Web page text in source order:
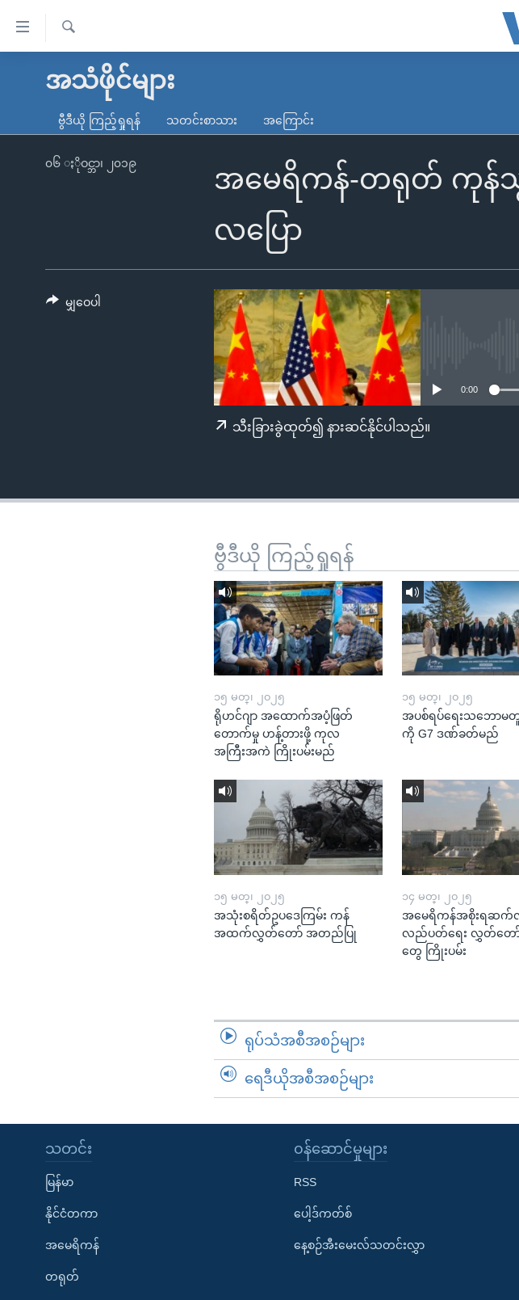
လွယ်ကူ
သည့်
ရန်
မူလစာမျက်နှာ
ကမ္ဘာ့သတင်းများ
နိုင်ငံတကာ
မကြေးမုံရဲ့ အင်္ဂလိပ်စာ
ရေဒီယို
ရေဒီယိုနှင့်ရုပ်သံ အချက်အလက်များ
ရ
အသံဖိုင်များ
ဗွီဒီယို ကြည့်ရှုရန် သတင်းစာသား အကြောင်း
အမေရိကန်-တရုတ် ကုန်သွ
လပြော
၀၆ ႏိုဝင္ဘာ၊ ၂၀၁၉
0:00
သီးခြားခွဲထုတ်၍ နားဆင်နိုင်ပါသည်။
မျှဝေပါ
ဗွီဒီယို ကြည့်ရှုရန်
၁၅ မတ္၊ ၂၀၂၅
ရိုဟင်ဂျာ အထောက်အပံ့ဖြတ်
တောက်မှု ဟန့်တားဖို့ ကုလ
အကြီးအကဲ ကြိုးပမ်းမည်
၁၅ မတ္၊ ၂၀၂၅
အပစ်ရပ်ရေးသဘောမတူ
ကို G7 ဒဏ်ခတ်မည်
၁၅ မတ္၊ ၂၀၂၅
အသုံးစရိတ်ဥပဒေကြမ်း ကန်
အထက်လွှတ်တော် အတည်ပြု
၁၄ မတ္၊ ၂၀၂၅
အမေရိကန်အစိုးရဆ
လည်ပတ်ရေး လွှတ်တေ
တွေ ကြိုးပမ်း
ရုပ်သံအစီအစဉ်များ
ရေဒီယိုအစီအစဉ်များ
သတင်း
မြန်မာ
နိုင်ငံတကာ
အမေရိကန်
တရုတ်
၀န်ဆောင်မှုများ
RSS
ပေါ့ဒ်ကတ်စ်
နေ့စဉ်အီးမေးလ်သတင်းလွှာ